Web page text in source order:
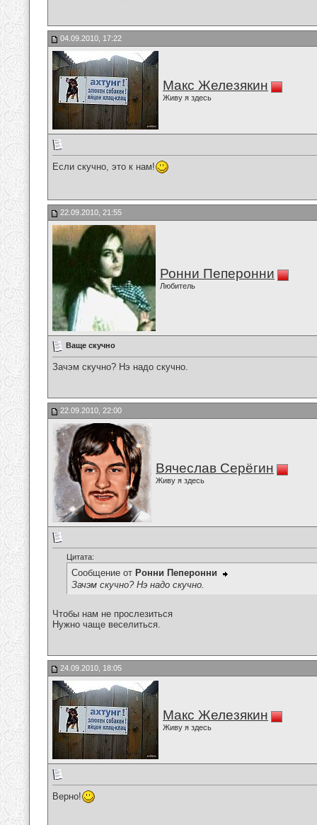
04.09.2010, 17:22
Макс Железякин
Живу я здесь
Если скучно, это к нам!
22.09.2010, 21:55
Ронни Пеперонни
Любитель
Ваще скучно
Зачэм скучно? Нэ надо скучно.
22.09.2010, 22:00
Вячеслав Серёгин
Живу я здесь
Цитата:
Сообщение от Ронни Пеперонни
Зачэм скучно? Нэ надо скучно.
Чтобы нам не прослезиться
Нужно чаще веселиться.
24.09.2010, 18:05
Макс Железякин
Живу я здесь
Верно!